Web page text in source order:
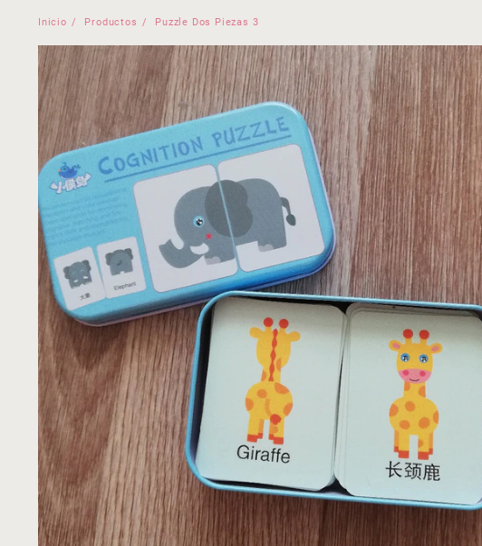
Inicio Productos Puzzle Dos Piezas 3